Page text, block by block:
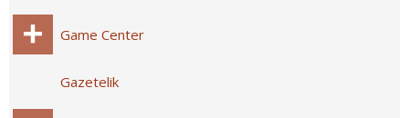
Game Center
Gazetelik